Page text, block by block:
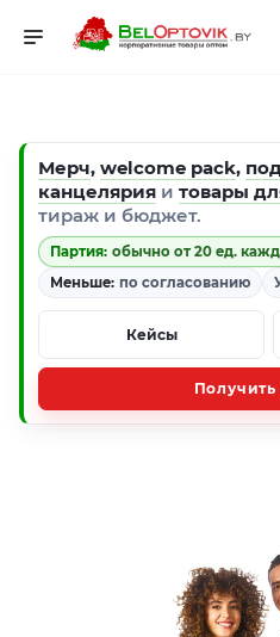
Мерч, welcome pack,
канцелярия и товары
тираж и бюджет.
Партия: обычно от 20 ед.
Меньше: по согласованию
Кейсы